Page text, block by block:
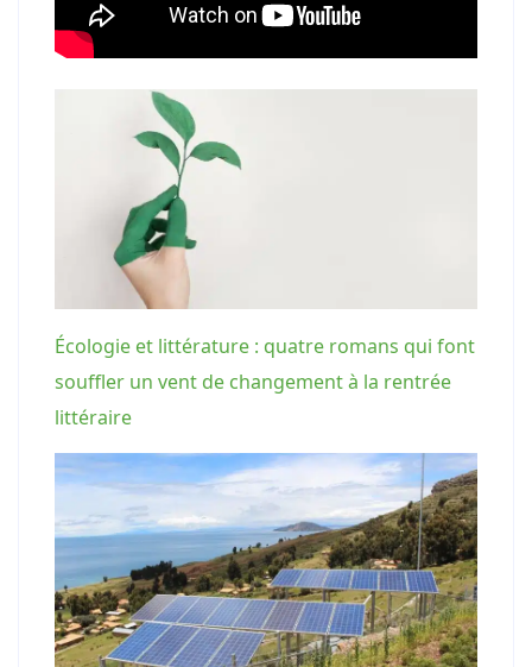
Écologie et littérature : quatre romans qui font
souffler un vent de changement à la rentrée
littéraire